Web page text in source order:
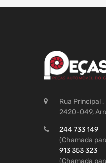
Rua Principal
2420-049,
244 733 149
(Chamada
913 353 323